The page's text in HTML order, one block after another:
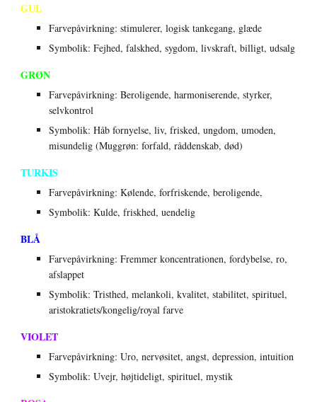
GUL
Farvepåvirkning: stimulerer, logisk tankegang, glæde
Symbolik: Fejhed, falskhed, sygdom, livskraft, billigt, udsalg
GRØN
Farvepåvirkning: Beroligende, harmoniserende, styrker,
selvkontrol
Symbolik: Håb fornyelse, liv, frisked, ungdom, umoden,
misundelig (Muggrøn: forfald, råddenskab, død)
TURKIS
Farvepåvirkning: Kølende, forfriskende, beroligende,
Symbolik: Kulde, friskhed, uendelig
BLÅ
Farvepåvirkning: Fremmer koncentrationen, fordybelse, ro,
afslappet
Symbolik: Tristhed, melankoli, kvalitet, stabilitet, spirituel,
aristokratiets/kongelig/royal farve
VIOLET
Farvepåvirkning: Uro, nervøsitet, angst, depression, intuition
Symbolik: Uvejr, højtideligt, spirituel, mystik